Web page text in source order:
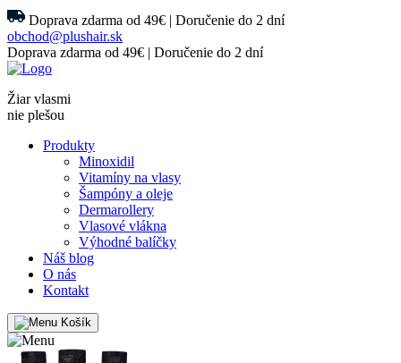
Doprava zdarma od 49€ | Doručenie do 2 dní
obchod@plushair.sk
Doprava zdarma od 49€ | Doručenie do 2 dní
Žiar vlasmi
nie plešou
Produkty
Minoxidil
Vitamíny na vlasy
Šampóny a oleje
Dermarollery
Vlasové vlákna
Výhodné balíčky
Náš blog
O nás
Kontakt
Košík